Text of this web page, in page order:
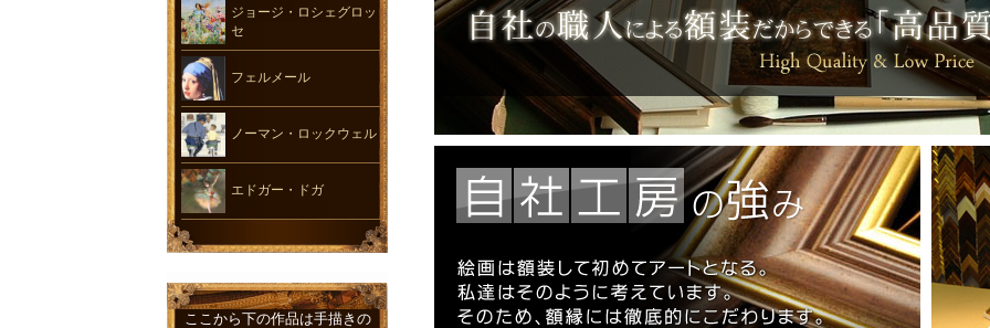
ジョージ・ロシェグロッ
セ
フェルメール
ノーマン・ロックウェル
エドガー・ドガ
ここから下の作品は手描きの